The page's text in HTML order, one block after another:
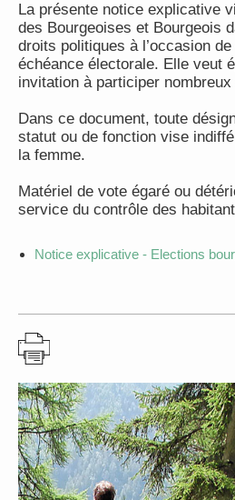
La présente notice explicative
des Bourgeoises et Bourgeois
droits politiques à l’occasion
échéance électorale. Elle veut
invitation à participer
Dans ce document, toute
statut ou de fonction vise
la femme.
Matériel de vote égaré ou
service du contrôle des
Notice explicative - Elections